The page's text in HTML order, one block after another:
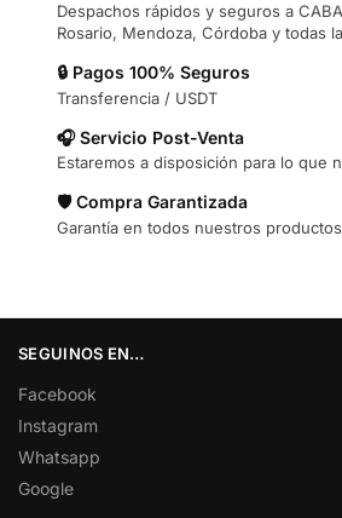
Despachos rápidos y seguros a
Rosario, Mendoza, Córdoba y todas
🔒 Pagos 100% Seguros
Transferencia / USDT
🎧 Servicio Post-Venta
Estaremos a disposición para lo que
🛡️ Compra Garantizada
Garantía en todos nuestros productos
SEGUINOS EN…
Facebook
Instagram
Whatsapp
Google